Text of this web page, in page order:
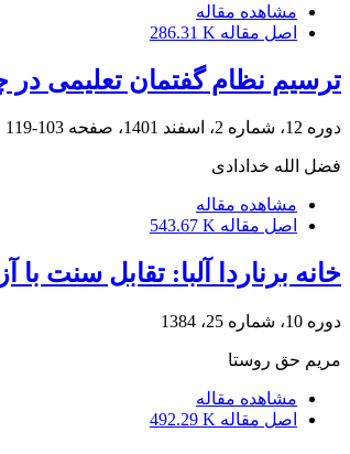
مشاهده مقاله
اصل مقاله 286.31 K
ترسیم نظام گفتمان تعلیمی
دوره 12، شماره 2، اسفند 1401، صفحه 103-119
فضل الله خدادادی
مشاهده مقاله
اصل مقاله 543.67 K
خانه برناردا آلبا: تقابل سنت با
دوره 10، شماره 25، 1384
مریم حق روستا
مشاهده مقاله
اصل مقاله 492.29 K